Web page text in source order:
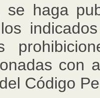
se haga
con
Código